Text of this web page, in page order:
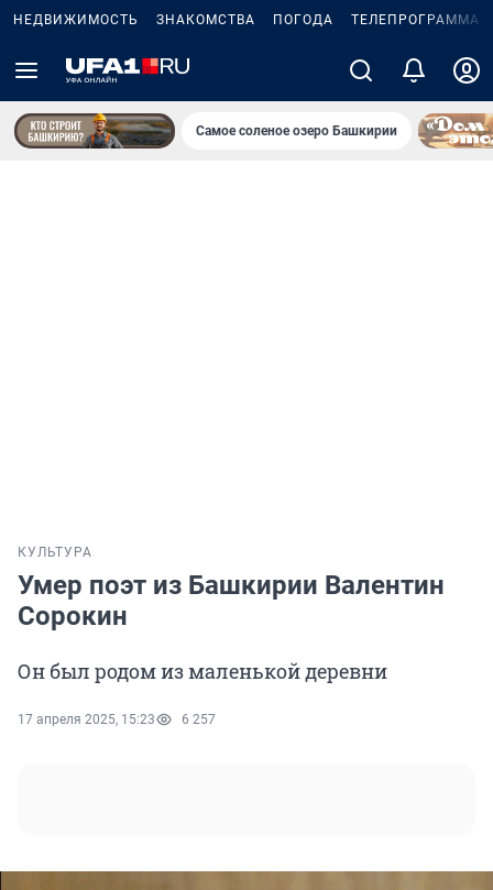
НЕДВИЖИМОСТЬ ЗНАКОМСТВА ПОГОДА ТЕЛЕПРОГРАММА
Самое соленое озеро Башкирии
КУЛЬТУРА
Умер поэт из Башкирии Валентин
Сорокин
Он был родом из маленькой деревни
17 апреля 2025, 15:23 6 257